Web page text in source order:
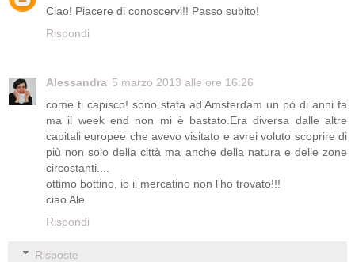
Ciao! Piacere di conoscervi!! Passo subito!
Rispondi
Alessandra 5 marzo 2013 alle ore 16:26
come ti capisco! sono stata ad Amsterdam un pò di anni fa
ma il week end non mi è bastato.Era diversa dalle altre
capitali europee che avevo visitato e avrei voluto scoprire di
più non solo della città ma anche della natura e delle zone
circostanti....
ottimo bottino, io il mercatino non l'ho trovato!!!
ciao Ale
Rispondi
Risposte